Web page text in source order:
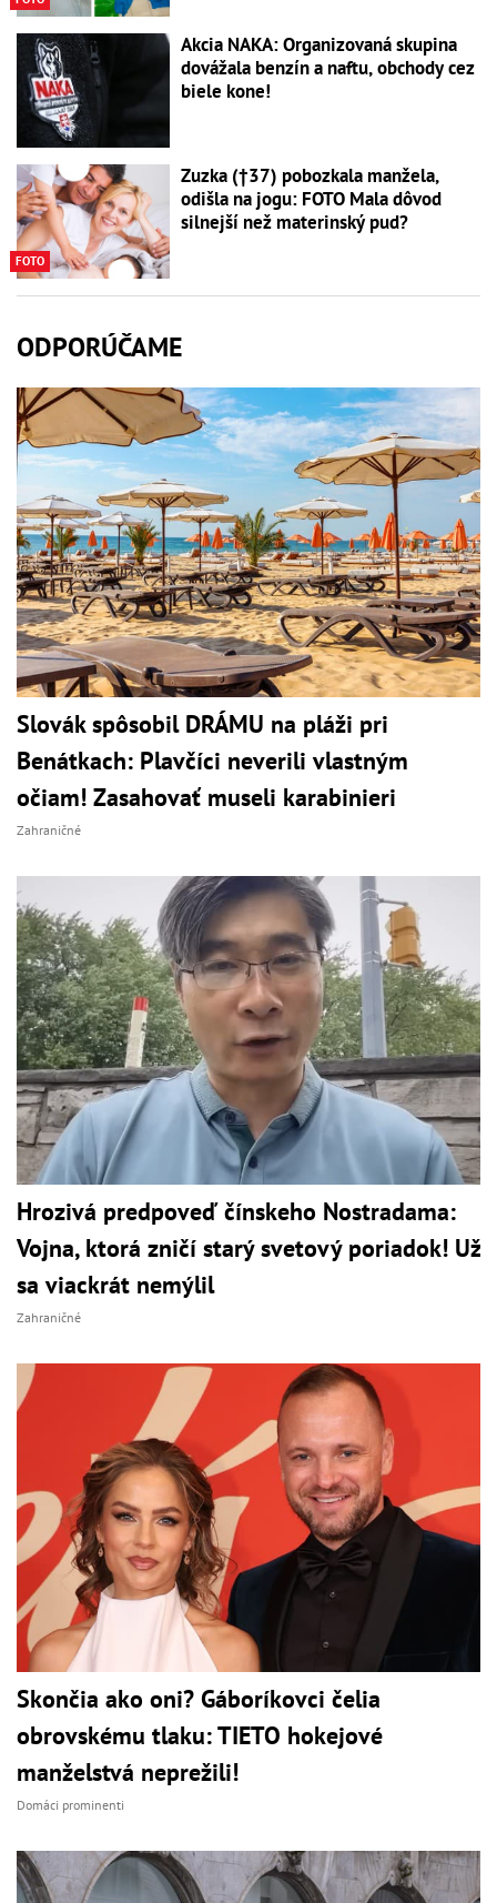
Akcia NAKA: Organizovaná skupina
dovážala benzín a naftu, obchody cez
biele kone!
FOTO
Zuzka (†37) pobozkala manžela,
odišla na jogu: FOTO Mala dôvod
silnejší než materinský pud?
ODPORÚČAME
Slovák spôsobil DRÁMU na pláži pri
Benátkach: Plavčíci neverili vlastným
očiam! Zasahovať museli karabinieri
Zahraničné
Hrozivá predpoveď čínskeho Nostradama:
Vojna, ktorá zničí starý svetový poriadok! Už
sa viackrát nemýlil
Zahraničné
Skončia ako oni? Gáboríkovci čelia
obrovskému tlaku: TIETO hokejové
manželstvá neprežili!
Domáci prominenti